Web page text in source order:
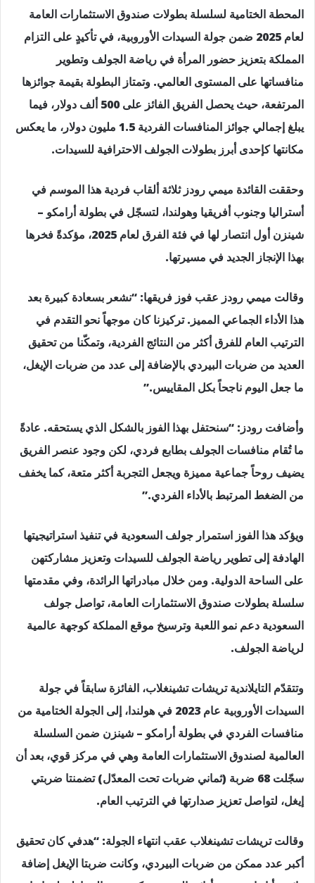
المحطة الختامية لسلسلة بطولات صندوق الاستثمارات العامة
لعام 2025 ضمن جولة السيدات الأوروبية، في تأكيدٍ على التزام
المملكة بتعزيز حضور المرأة في رياضة الجولف وتطوير
منافساتها على المستوى العالمي. وتمتاز البطولة بقيمة جوائزها
المرتفعة، حيث يحصل الفريق الفائز على 500 ألف دولار، فيما
يبلغ إجمالي جوائز المنافسات الفردية 1.5 مليون دولار، ما يعكس
مكانتها كإحدى أبرز بطولات الجولف الاحترافية للسيدات.
وحققت القائدة ميمي رودز ثلاثة ألقاب فردية هذا الموسم في
أستراليا وجنوب أفريقيا وهولندا، لتسجّل في بطولة أرامكو –
شينزن أول انتصار لها في فئة الفرق لعام 2025، مؤكدةً فخرها
بهذا الإنجاز الجديد في مسيرتها.
وقالت ميمي رودز عقب فوز فريقها: “نشعر بسعادة كبيرة بعد
هذا الأداء الجماعي المميز. تركيزنا كان موجهاً نحو التقدم في
الترتيب العام للفرق أكثر من النتائج الفردية، وتمكّنا من تحقيق
العديد من ضربات البيردي بالإضافة إلى عدد من ضربات الإيغل،
ما جعل اليوم ناجحاً بكل المقاييس.”
وأضافت رودز: “سنحتفل بهذا الفوز بالشكل الذي يستحقه. عادةً
ما تُقام منافسات الجولف بطابع فردي، لكن وجود عنصر الفريق
يضيف روحاً جماعية مميزة ويجعل التجربة أكثر متعة، كما يخفف
من الضغط المرتبط بالأداء الفردي.”
ويؤكد هذا الفوز استمرار جولف السعودية في تنفيذ استراتيجيتها
الهادفة إلى تطوير رياضة الجولف للسيدات وتعزيز مشاركتهن
على الساحة الدولية. ومن خلال مبادراتها الرائدة، وفي مقدمتها
سلسلة بطولات صندوق الاستثمارات العامة، تواصل جولف
السعودية دعم نمو اللعبة وترسيخ موقع المملكة كوجهة عالمية
لرياضة الجولف.
وتتقدّم التايلاندية تريشات تشينغلاب، الفائزة سابقاً في جولة
السيدات الأوروبية عام 2023 في هولندا، إلى الجولة الختامية من
منافسات الفردي في بطولة أرامكو – شينزن ضمن السلسلة
العالمية لصندوق الاستثمارات العامة وهي في مركز قوي، بعد أن
سجّلت 68 ضربة (ثماني ضربات تحت المعدّل) تضمنتا ضربتي
إيغل، لتواصل تعزيز صدارتها في الترتيب العام.
وقالت تريشات تشينغلاب عقب انتهاء الجولة: “هدفي كان تحقيق
أكبر عدد ممكن من ضربات البيردي، وكانت ضربتا الإيغل إضافة